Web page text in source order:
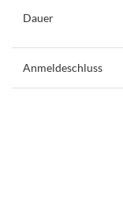
Dauer
Anmeldeschluss